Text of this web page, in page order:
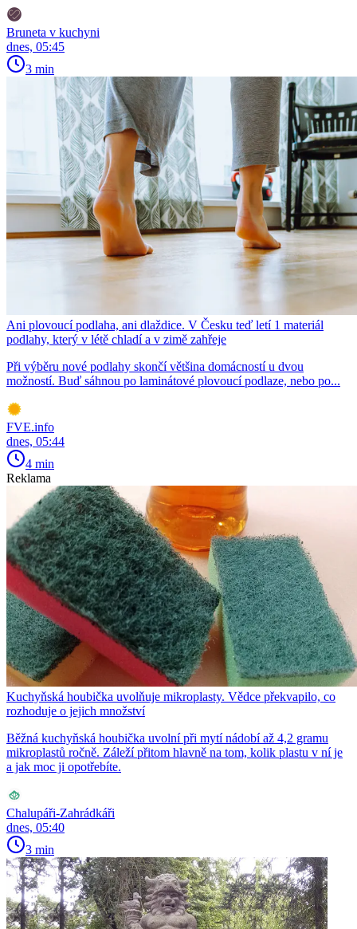
Bruneta v kuchyni
dnes, 05:45
3 min
Ani plovoucí podlaha, ani dlaždice. V Česku teď letí 1 materiál
podlahy, který v létě chladí a v zimě zahřeje
Při výběru nové podlahy skončí většina domácností u dvou
možností. Buď sáhnou po laminátové plovoucí podlaze, nebo po...
FVE.info
dnes, 05:44
4 min
Reklama
Kuchyňská houbička uvolňuje mikroplasty. Vědce překvapilo, co
rozhoduje o jejich množství
Běžná kuchyňská houbička uvolní při mytí nádobí až 4,2 gramu
mikroplastů ročně. Záleží přitom hlavně na tom, kolik plastu v ní je
a jak moc ji opotřebíte.
Chalupáři-Zahrádkáři
dnes, 05:40
3 min